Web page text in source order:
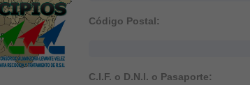
Código Postal:
C.I.F. o D.N.I. o Pasaporte: